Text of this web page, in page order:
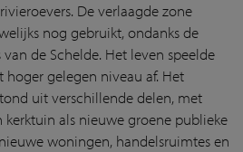
De verlaagde zone
nog gebruikt, ondanks de
de Schelde. Het leven speelde
gelegen niveau af. Het
uit verschillende delen, met
kerktuin als nieuwe groene publieke
woningen, handelsruimtes en